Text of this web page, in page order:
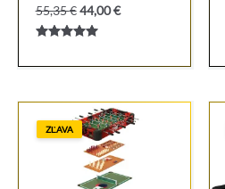
55,35€ Pôvodná
cena
bola:
44,00€Aktuálna
ZĽAVA